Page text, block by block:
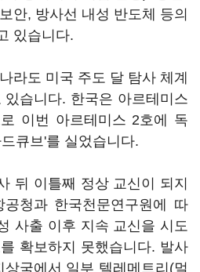
안, 방사선 내성 반도체 등의
있습니다.
라도 미국 주도 달 탐사 체계
습니다. 한국은 아르테미스
이번 아르테미스 2호에 독
큐브'를 실었습니다.
뒤 이틀째 정상 교신이 되지
청과 한국천문연구원에 따
사출 이후 지속 교신을 시도
확보하지 못했습니다. 발사
국에서 일부 텔레메트리(멀